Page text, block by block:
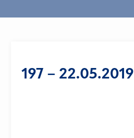
197 – 22.05.2019